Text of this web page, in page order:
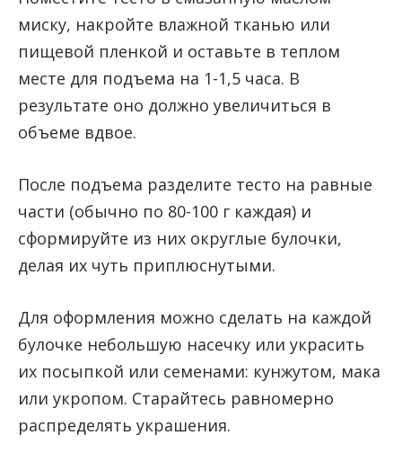
миску, накройте влажной тканью или
пищевой пленкой и оставьте в теплом
месте для подъема на 1-1,5 часа. В
результате оно должно увеличиться в
объеме вдвое.
После подъема разделите тесто на равные
части (обычно по 80-100 г каждая) и
сформируйте из них округлые булочки,
делая их чуть приплюснутыми.
Для оформления можно сделать на каждой
булочке небольшую насечку или украсить
их посыпкой или семенами: кунжутом, мака
или укропом. Старайтесь равномерно
распределять украшения.